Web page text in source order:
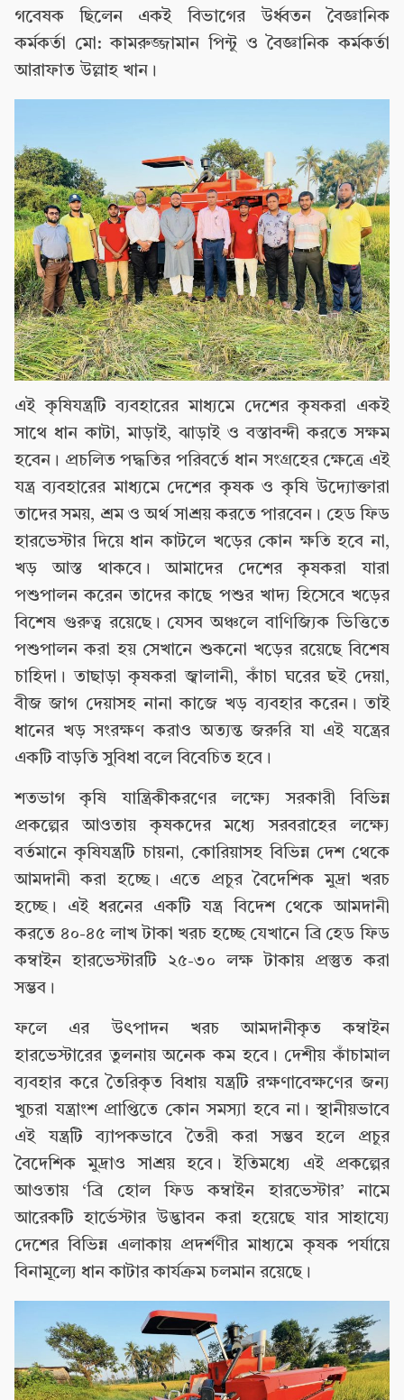
গবেষক ছিলেন একই বিভাগের উর্ধ্বতন বৈজ্ঞানিক
কর্মকর্তা মো: কামরুজ্জামান পিন্টু ও বৈজ্ঞানিক কর্মকর্তা
আরাফাত উল্লাহ খান।
এই কৃষিযন্ত্রটি ব্যবহারের মাধ্যমে দেশের কৃষকরা একই
সাথে ধান কাটা, মাড়াই, ঝাড়াই ও বস্তাবন্দী করতে সক্ষম
হবেন। প্রচলিত পদ্ধতির পরিবর্তে ধান সংগ্রহের ক্ষেত্রে এই
যন্ত্র ব্যবহারের মাধ্যমে দেশের কৃষক ও কৃষি উদ্যোক্তারা
তাদের সময়, শ্রম ও অর্থ সাশ্রয় করতে পারবেন। হেড ফিড
হারভেস্টার দিয়ে ধান কাটলে খড়ের কোন ক্ষতি হবে না,
খড় আস্ত থাকবে। আমাদের দেশের কৃষকরা যারা
পশুপালন করেন তাদের কাছে পশুর খাদ্য হিসেবে খড়ের
বিশেষ গুরুত্ব রয়েছে। যেসব অঞ্চলে বাণিজ্যিক ভিত্তিতে
পশুপালন করা হয় সেখানে শুকনো খড়ের রয়েছে বিশেষ
চাহিদা। তাছাড়া কৃষকরা জ্বালানী, কাঁচা ঘরের ছই দেয়া,
বীজ জাগ দেয়াসহ নানা কাজে খড় ব্যবহার করেন। তাই
ধানের খড় সংরক্ষণ করাও অত্যন্ত জরুরি যা এই যন্ত্রের
একটি বাড়তি সুবিধা বলে বিবেচিত হবে।
শতভাগ কৃষি যান্ত্রিকীকরণের লক্ষ্যে সরকারী বিভিন্ন
প্রকল্পের আওতায় কৃষকদের মধ্যে সরবরাহের লক্ষ্যে
বর্তমানে কৃষিযন্ত্রটি চায়না, কোরিয়াসহ বিভিন্ন দেশ থেকে
আমদানী করা হচ্ছে। এতে প্রচুর বৈদেশিক মুদ্রা খরচ
হচ্ছে। এই ধরনের একটি যন্ত্র বিদেশ থেকে আমদানী
করতে ৪০-৪৫ লাখ টাকা খরচ হচ্ছে যেখানে ব্রি হেড ফিড
কম্বাইন হারভেস্টারটি ২৫-৩০ লক্ষ টাকায় প্রস্তুত করা
সম্ভব।
ফলে এর উৎপাদন খরচ আমদানীকৃত কম্বাইন
হারভেস্টারের তুলনায় অনেক কম হবে। দেশীয় কাঁচামাল
ব্যবহার করে তৈরিকৃত বিধায় যন্ত্রটি রক্ষণাবেক্ষণের জন্য
খুচরা যন্ত্রাংশ প্রাপ্তিতে কোন সমস্যা হবে না। স্থানীয়ভাবে
এই যন্ত্রটি ব্যাপকভাবে তৈরী করা সম্ভব হলে প্রচুর
বৈদেশিক মুদ্রাও সাশ্রয় হবে। ইতিমধ্যে এই প্রকল্পের
আওতায় ‘ব্রি হোল ফিড কম্বাইন হারভেস্টার’ নামে
আরেকটি হার্ভেস্টার উদ্ভাবন করা হয়েছে যার সাহায্যে
দেশের বিভিন্ন এলাকায় প্রদর্শণীর মাধ্যমে কৃষক পর্যায়ে
বিনামূল্যে ধান কাটার কার্যক্রম চলমান রয়েছে।